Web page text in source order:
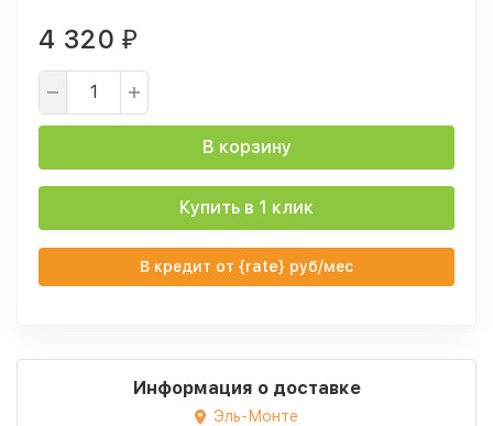
4 320 ₽
В корзину
Купить в 1 клик
В кредит от {rate} руб/мес
Информация о доставке
Эль-Монте